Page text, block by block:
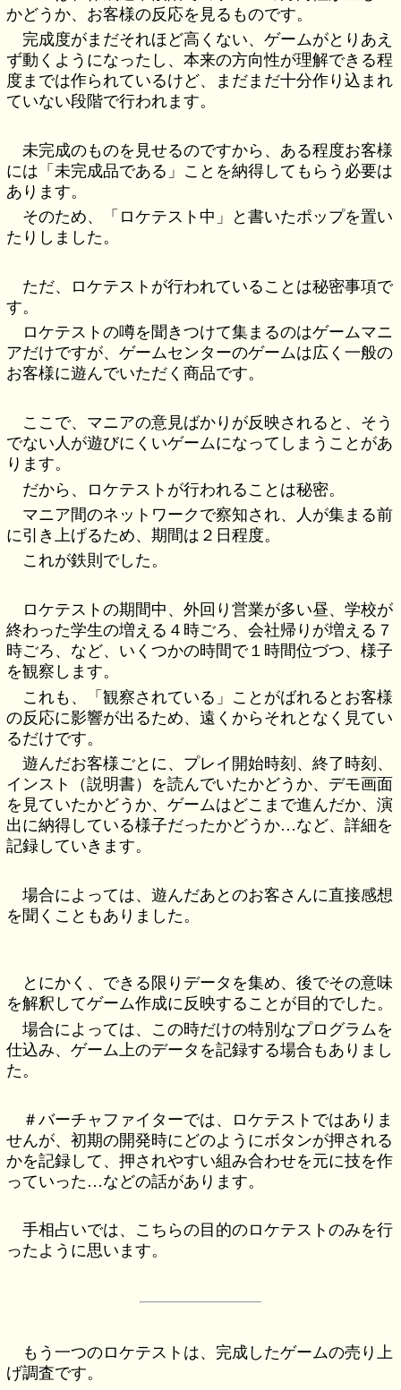
かどうか、お客様の反応を見るものです。
完成度がまだそれほど高くない、ゲームがとりあえ
ず動くようになったし、本来の方向性が理解できる程
度までは作られているけど、まだまだ十分作り込まれ
ていない段階で行われます。
未完成のものを見せるのですから、ある程度お客様
には「未完成品である」ことを納得してもらう必要は
あります。
そのため、「ロケテスト中」と書いたポップを置い
たりしました。
ただ、ロケテストが行われていることは秘密事項で
す。
ロケテストの噂を聞きつけて集まるのはゲームマニ
アだけですが、ゲームセンターのゲームは広く一般の
お客様に遊んでいただく商品です。
ここで、マニアの意見ばかりが反映されると、そう
でない人が遊びにくいゲームになってしまうことがあ
ります。
だから、ロケテストが行われることは秘密。
マニア間のネットワークで察知され、人が集まる前
に引き上げるため、期間は２日程度。
これが鉄則でした。
ロケテストの期間中、外回り営業が多い昼、学校が
終わった学生の増える４時ごろ、会社帰りが増える７
時ごろ、など、いくつかの時間で１時間位づつ、様子
を観察します。
これも、「観察されている」ことがばれるとお客様
の反応に影響が出るため、遠くからそれとなく見てい
るだけです。
遊んだお客様ごとに、プレイ開始時刻、終了時刻、
インスト（説明書）を読んでいたかどうか、デモ画面
を見ていたかどうか、ゲームはどこまで進んだか、演
出に納得している様子だったかどうか…など、詳細を
記録していきます。
場合によっては、遊んだあとのお客さんに直接感想
を聞くこともありました。
とにかく、できる限りデータを集め、後でその意味
を解釈してゲーム作成に反映することが目的でした。
場合によっては、この時だけの特別なプログラムを
仕込み、ゲーム上のデータを記録する場合もありまし
た。
＃バーチャファイターでは、ロケテストではありま
せんが、初期の開発時にどのようにボタンが押される
かを記録して、押されやすい組み合わせを元に技を作
っていった…などの話があります。
手相占いでは、こちらの目的のロケテストのみを行
ったように思います。
もう一つのロケテストは、完成したゲームの売り上
げ調査です。